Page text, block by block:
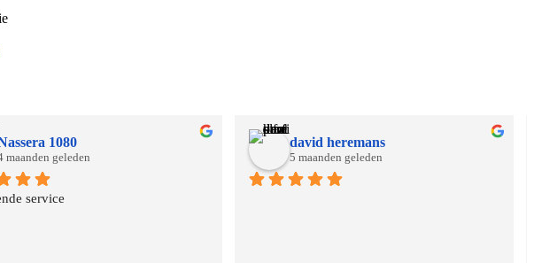
1080
maanden geleden
service
david heremans
5 maanden geleden